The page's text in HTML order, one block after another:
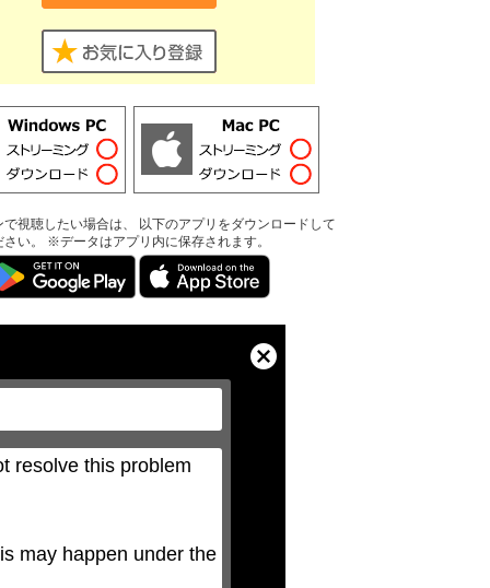
で視聴したい場合は、 以下のアプリをダウンロードして
さい。 ※データはアプリ内に保存されます。
resolve this problem
may happen under the
Close
Modal
Dialog